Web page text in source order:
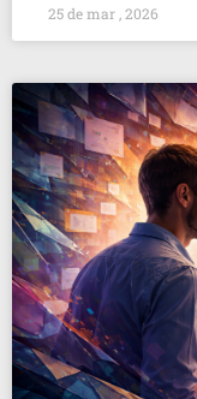
25 de mar , 2026